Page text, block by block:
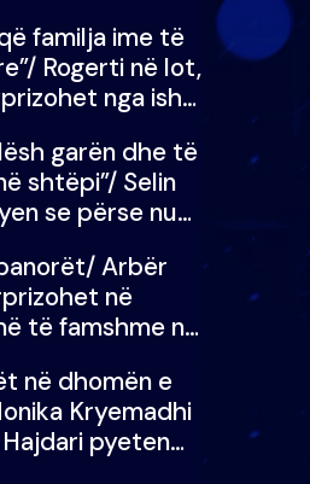
lotët: Nuk
familja ime të
Rogerti në lot,
nga ish-
garën dhe të
shtëpi”/ Selin
se përse nuk
luftën time deri
Arbër
në
të famshme në
tij
në dhomën e
Kryemadhi
pyeten